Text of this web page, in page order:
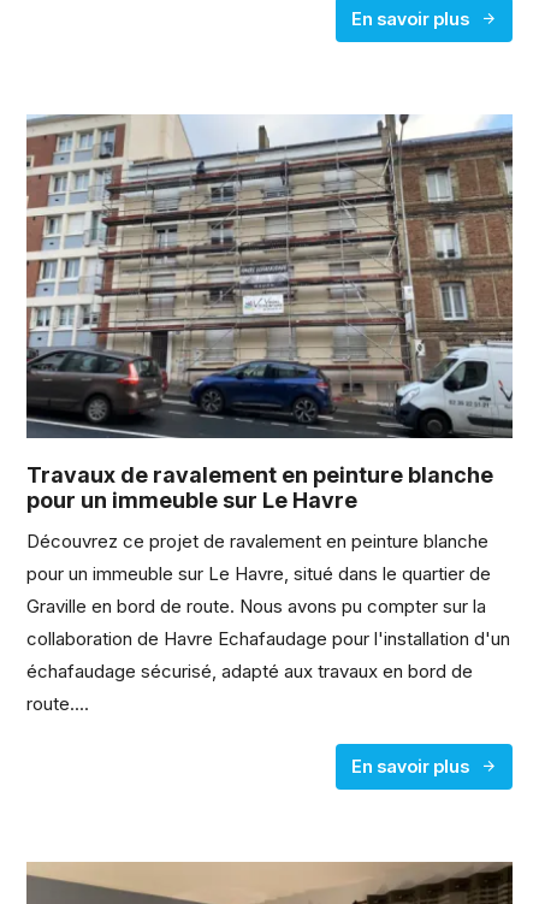
En savoir plus
Travaux de ravalement en peinture blanche
pour un immeuble sur Le Havre
Découvrez ce projet de ravalement en peinture blanche
pour un immeuble sur Le Havre, situé dans le quartier de
Graville en bord de route. Nous avons pu compter sur la
collaboration de Havre Echafaudage pour l'installation d'un
échafaudage sécurisé, adapté aux travaux en bord de
route....
En savoir plus